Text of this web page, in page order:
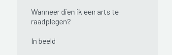
Wanneer dien ik een arts te
raadplegen?
In beeld